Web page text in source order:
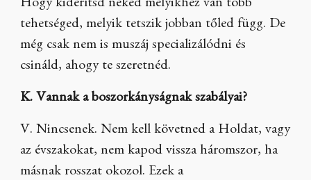
Hogy kiderítsd neked melyikhez van több
tehetséged, melyik tetszik jobban tőled függ. De
még csak nem is muszáj specializálódni és
csináld, ahogy te szeretnéd.
K. Vannak a boszorkányságnak szabályai?
V. Nincsenek. Nem kell követned a Holdat, vagy
az évszakokat, nem kapod vissza háromszor, ha
másnak rosszat okozol. Ezek a